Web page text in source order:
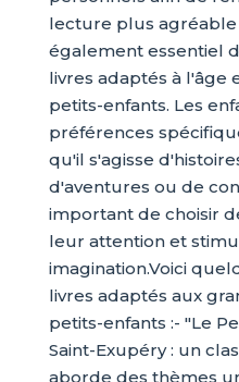
lecture plus
également essentiel
livres adaptés à l'âge
petits-enfants. Les
préférences
qu'il s'agisse
d'aventures ou de
important de choisir
leur attention et
imagination.Voici
livres adaptés aux
petits-enfants :- "Le
Saint-Exupéry : un
aborde des thèmes